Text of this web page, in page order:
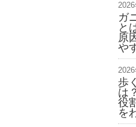
ガ
と
原
や
歩
は
役
を